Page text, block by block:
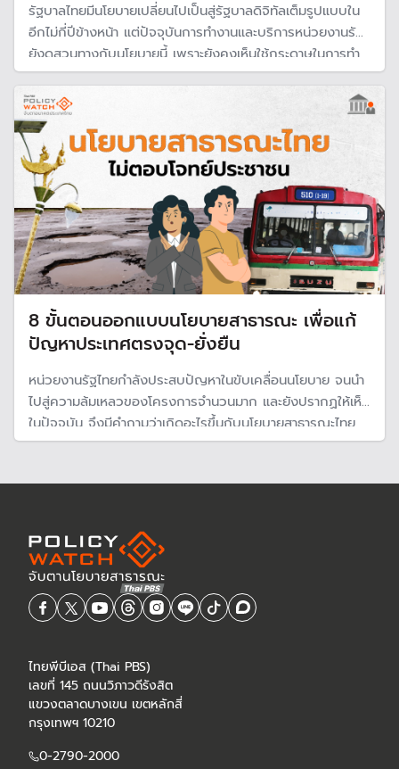
รัฐบาลไทยมีนโยบายเปลี่ยนไปเป็นสู่รัฐบาลดิจิทัลเต็มรูปแบบใน
อีกไม่กี่ปีข้างหน้า แต่ปัจจุบันการทำงานและบริการหน่วยงานรัฐ
ยังดูสวนทางกับนโยบายนี้ เพราะยังคงเห็นใช้กระดาษในการทำ
ธุรกรรม ดังนั้นจะมีความเป็นไปได้มากแค่ไหนที่ไทยจะเป็นรัฐบาล
ดิจิทัลในอนาคตอันใกล้
8 ขั้นตอนออกแบบนโยบายสาธารณะ เพื่อแก้
ปัญหาประเทศตรงจุด-ยั่งยืน
หน่วยงานรัฐไทยกำลังประสบปัญหาในขับเคลื่อนนโยบาย จนนำ
ไปสู่ความล้มเหลวของโครงการจำนวนมาก และยังปรากฏให้เห็น
ในปัจจุบัน จึงมีคำถามว่าเกิดอะไรขึ้นกับนโยบายสาธารณะไทย
ล่าสุด TPLab เสนอวิธีการออกแบบนโยบายสาธารณะที่จะทำให้
อย่างมีประสิทธิภาพ
ไทยพีบีเอส (Thai PBS)
เลขที่ 145 ถนนวิภาวดีรังสิต
แขวงตลาดบางเขน เขตหลักสี่
กรุงเทพฯ 10210
0-2790-2000